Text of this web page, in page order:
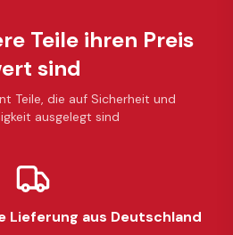
Teile ihren Preis
sind
Teile, die auf Sicherheit und
ausgelegt sind
Lieferung aus Deutschland